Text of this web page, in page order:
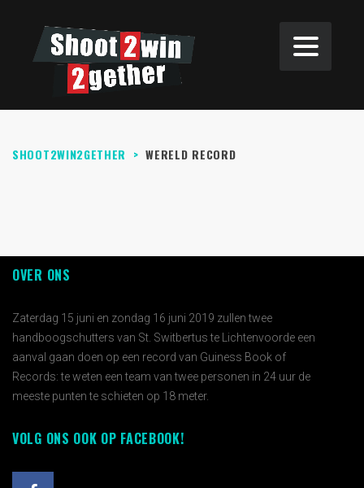
SHOOT2WIN2GETHER > WERELD RECORD
OVER ONS
Zaterdag 15 juni en zondag 16 juni 2019 zullen twee
handboogschutters van St. Switbertus te Lichtenvoorde een
aanval gaan doen op een record van Guiness Book of
Records: te weten een team van twee personen in 24 uur de
meeste punten te schieten op 18 meter.
VOLG ONS OOK OP FACEBOOK!